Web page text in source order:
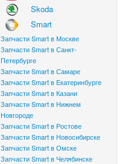
Skoda
Smart
Запчасти Smart в Москве
Запчасти Smart в Санкт-
Петербурге
Запчасти Smart в Самаре
Запчасти Smart в Екатеринбурге
Запчасти Smart в Казани
Запчасти Smart в Нижнем
Новгороде
Запчасти Smart в Ростове
Запчасти Smart в Новосибирске
Запчасти Smart в Омске
Запчасти Smart в Челябинске